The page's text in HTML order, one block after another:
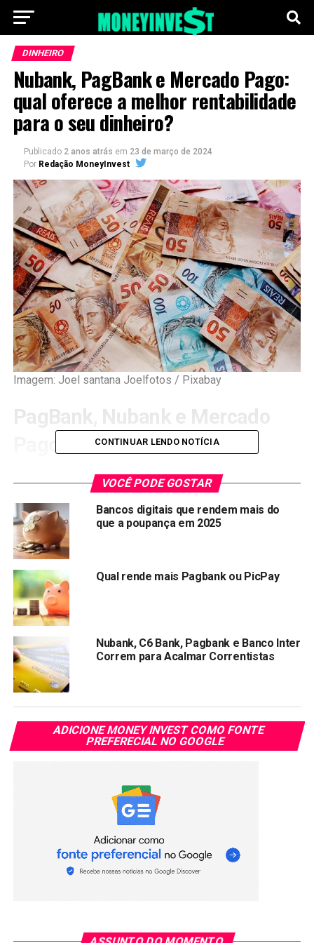
DINHEIRO
Nubank, PagBank e Mercado Pago:
qual oferece a melhor rentabilidade
para o seu dinheiro?
Publicado 2 anos atrás em 23 de março de 2024
Por Redação MoneyInvest
Imagem: Joel santana Joelfotos / Pixabay
PagBank, Nubank e Mercado
O mundo das finanças digitais está em constante
estão se multiplicando. Entre as diversas opções
disponíveis, o
PagBank, Nubank e Mercado Pago são
algumas das plataformas mais populares no Brasil. Cada
uma pergunta comum que surge é: qual é o potencial de
ganhos do PagBank em comparação com o Nubank e
o Mercado Pago?
O PagBank é uma plataforma de serviços financeiros
digitais desenvolvida pelo PagSeguro. Com o PagBank,
você pode ter uma conta digital gratuita, realizar
transações, fazer pagamentos e até mesmo investir o seu
conta digital gratuita, cartão de crédito sem anuidade e
uma experiência bancária totalmente digital. Já o Mercado
O potencial de ganhos dos
bancos digitais
Antes de compararmos o potencial de ganhos do
CONTINUAR LENDO NOTÍCIA
VOCÊ PODE GOSTAR
Bancos digitais que rendem mais do
que a poupança em 2025
Qual rende mais Pagbank ou PicPay
Nubank, C6 Bank, Pagbank e Banco Inter
Correm para Acalmar Correntistas
ADICIONE MONEY INVEST COMO FONTE
PREFERECIAL NO GOOGLE